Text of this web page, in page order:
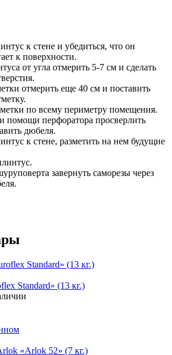
к стене и убедиться, что он
к поверхности.
от угла отмерить 5-7 см и сделать
отмерить еще 40 см и поставить
по всему периметру помещения.
помощи перфоратора просверлить
дюбеля.
к стене, разметить на нем будущие
завернуть саморезы через
Standard» (13 кг.)